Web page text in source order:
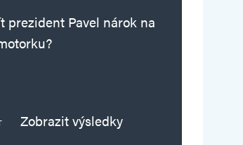
prezident Pavel nárok na
Zobrazit výsledky